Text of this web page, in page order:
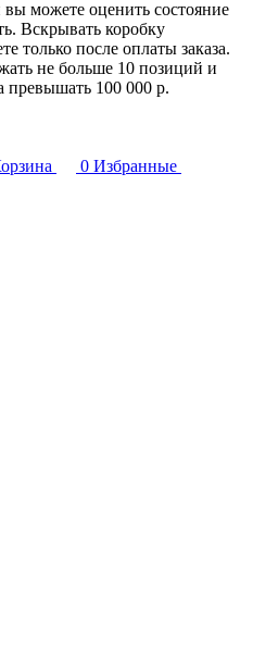
можете оценить состояние
Вскрывать коробку
только после оплаты заказа.
не больше 10 позиций и
превышать 100 000 р.
0 Избранные